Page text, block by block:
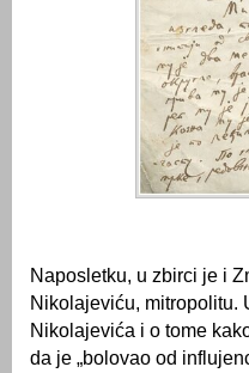
Naposletku, u zbirci je i
Nikolajeviću, mitropolitu.
Nikolajevića i o tome
da je „bolovao od